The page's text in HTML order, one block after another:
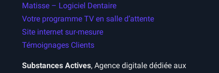
Matisse – Logiciel Dentaire
Votre programme TV en salle d’attente
Site internet sur-mesure
Témoignages Clients
Substances Actives, Agence digitale dédiée aux